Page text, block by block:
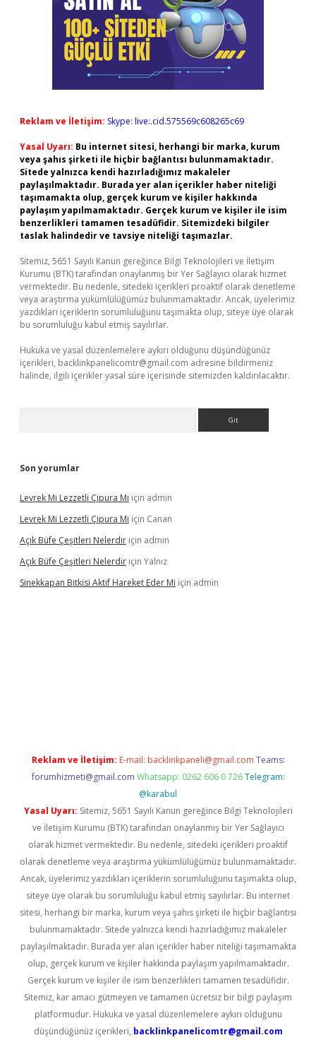
Reklam ve İletişim: Skype: live:.cid.575569c608265c69
Yasal Uyarı: Bu internet sitesi, herhangi bir marka, kurum
veya şahıs şirketi ile hiçbir bağlantısı bulunmamaktadır.
Sitede yalnızca kendi hazırladığımız makaleler
paylaşılmaktadır. Burada yer alan içerikler haber niteliği
taşımamakta olup, gerçek kurum ve kişiler hakkında
paylaşım yapılmamaktadır. Gerçek kurum ve kişiler ile isim
benzerlikleri tamamen tesadüfidir. Sitemizdeki bilgiler
taslak halindedir ve tavsiye niteliği taşımazlar.
Sitemiz, 5651 Sayılı Kanun gereğince Bilgi Teknolojileri ve İletişim
Kurumu (BTK) tarafından onaylanmış bir Yer Sağlayıcı olarak hizmet
vermektedir. Bu nedenle, sitedeki içerikleri proaktif olarak denetleme
veya araştırma yükümlülüğümüz bulunmamaktadır. Ancak, üyelerimiz
yazdıkları içeriklerin sorumluluğunu taşımakta olup, siteye üye olarak
bu sorumluluğu kabul etmiş sayılırlar.
Hukuka ve yasal düzenlemelere aykırı olduğunu düşündüğünüz
içerikleri, backlinkpanelicomtr@gmail.com adresine bildirmeniz
halinde, ilgili içerikler yasal süre içerisinde sitemizden kaldırılacaktır.
Son yorumlar
Levrek Mi Lezzetli Çipura Mı için admin
Levrek Mi Lezzetli Çipura Mı için Canan
Açık Büfe Çeşitleri Nelerdir için admin
Açık Büfe Çeşitleri Nelerdir için Yalnız
Sinekkapan Bitkisi Aktif Hareket Eder Mi için admin
Reklam ve İletişim: E-mail: backlinkpaneli@gmail.com Teams:
forumhizmeti@gmail.com Whatsapp: 0262 606 0 726 Telegram:
@karabul
Yasal Uyarı: Sitemiz, 5651 Sayılı Kanun gereğince Bilgi Teknolojileri
ve İletişim Kurumu (BTK) tarafından onaylanmış bir Yer Sağlayıcı
olarak hizmet vermektedir. Bu nedenle, sitedeki içerikleri proaktif
olarak denetleme veya araştırma yükümlülüğümüz bulunmamaktadır.
Ancak, üyelerimiz yazdıkları içeriklerin sorumluluğunu taşımakta olup,
siteye üye olarak bu sorumluluğu kabul etmiş sayılırlar. Bu internet
sitesi, herhangi bir marka, kurum veya şahıs şirketi ile hiçbir bağlantısı
bulunmamaktadır. Sitede yalnızca kendi hazırladığımız makaleler
paylaşılmaktadır. Burada yer alan içerikler haber niteliği taşımamakta
olup, gerçek kurum ve kişiler hakkında paylaşım yapılmamaktadır.
Gerçek kurum ve kişiler ile isim benzerlikleri tamamen tesadüfidir.
Sitemiz, kar amacı gütmeyen ve tamamen ücretsiz bir bilgi paylaşım
platformudur. Hukuka ve yasal düzenlemelere aykırı olduğunu
düşündüğünüz içerikleri, backlinkpanelicomtr@gmail.com